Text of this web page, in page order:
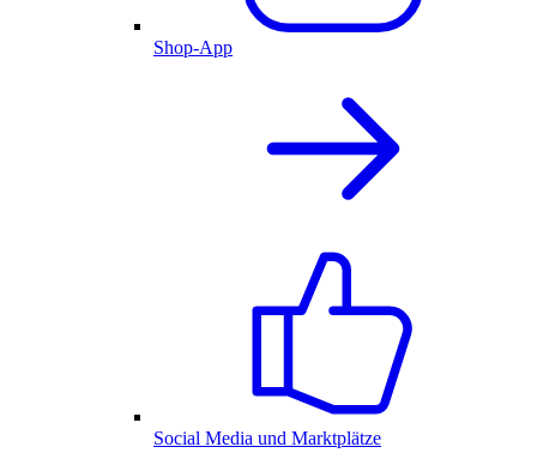
Shop-App
Social Media und Marktplätze